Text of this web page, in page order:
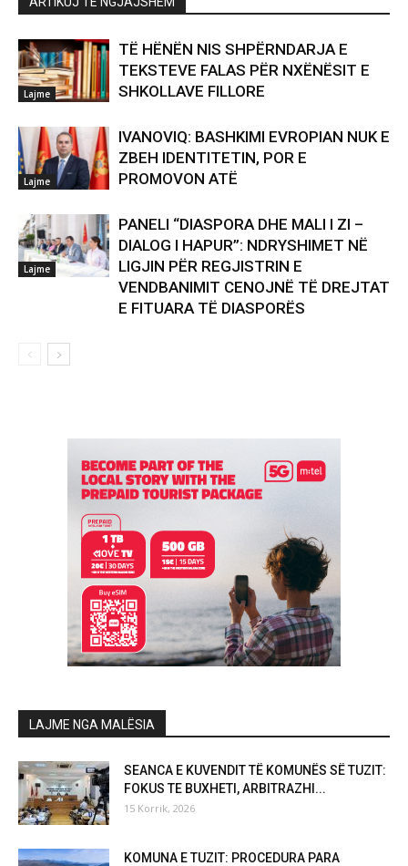
Lajme
TË HËNËN NIS SHPËRNDARJA E
TEKSTEVE FALAS PËR NXËNËSIT E
SHKOLLAVE FILLORE
Lajme
IVANOVIQ: BASHKIMI EVROPIAN NUK E
ZBEH IDENTITETIN, POR E
PROMOVON ATË
Lajme
PANELI “DIASPORA DHE MALI I ZI –
DIALOG I HAPUR”: NDRYSHIMET NË
LIGJIN PËR REGJISTRIN E
VENDBANIMIT CENOJNË TË DREJTAT
E FITUARA TË DIASPORËS
LAJME NGA MALËSIA
SEANCA E KUVENDIT TË KOMUNËS SË TUZIT:
FOKUS TE BUXHETI, ARBITRAZHI...
15 Korrik, 2026
KOMUNA E TUZIT: PROCEDURA PARA